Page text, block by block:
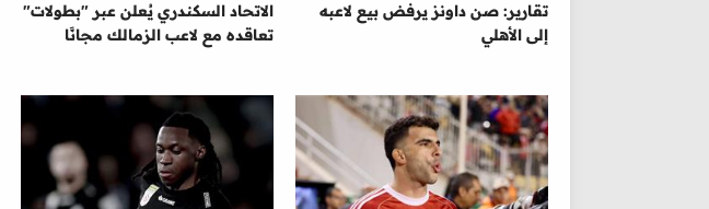
تقارير: صن داونز يرفض بيع لاعبه
إلى الأهلي
الاتحاد السكندري يُعلن عبر "بطولات"
تعاقده مع لاعب الزمالك مجانًا